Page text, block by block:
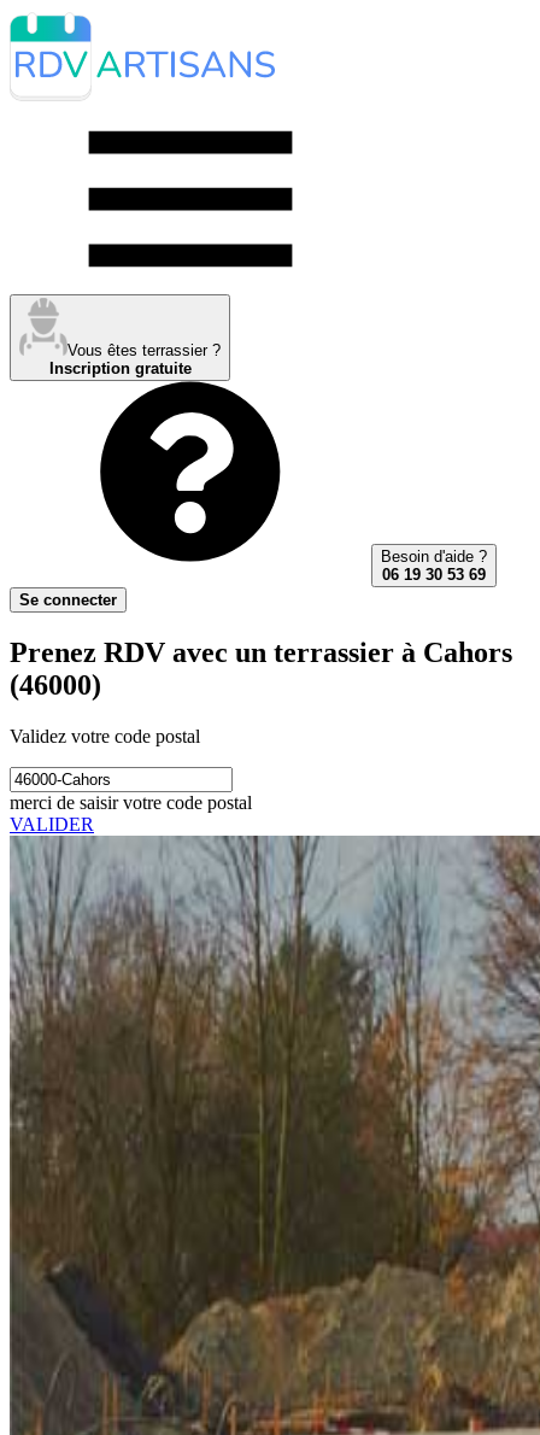
Vous êtes terrassier ?
Inscription gratuite
Besoin d'aide ?
06 19 30 53 69
Se connecter
Prenez RDV avec un terrassier à Cahors
(46000)
Validez votre code postal
merci de saisir votre code postal
VALIDER